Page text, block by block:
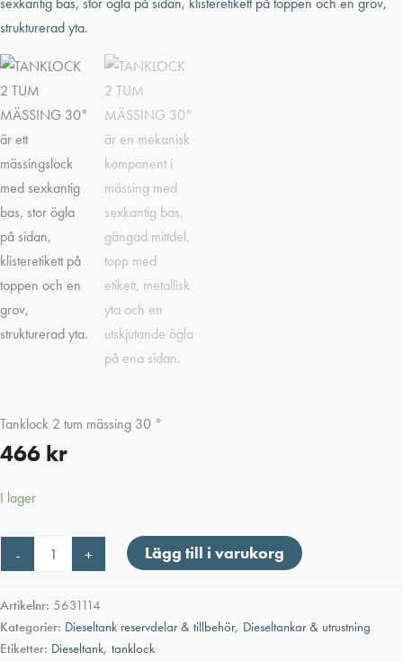
Tanklock 2 tum mässing 30 °
466 kr
I lager
-
mässing
°
mängd
+ Lägg till i varukorg
Artikelnr: 5631114
Kategorier: Dieseltank reservdelar & tillbehör, Dieseltankar & utrustning
Etiketter: Dieseltank, tanklock